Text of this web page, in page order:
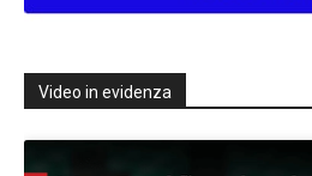
Video in evidenza